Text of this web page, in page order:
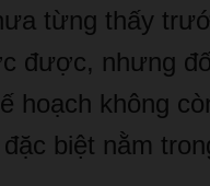
ưa từng thấy tr
c được, nhưng đố
ế hoạch không cò
đặc biệt nằm